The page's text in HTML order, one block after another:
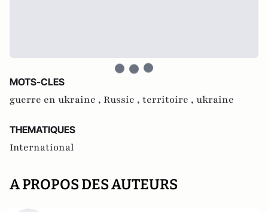
MOTS-CLES
guerre en ukraine , Russie , territoire , ukraine
THEMATIQUES
International
A PROPOS DES AUTEURS